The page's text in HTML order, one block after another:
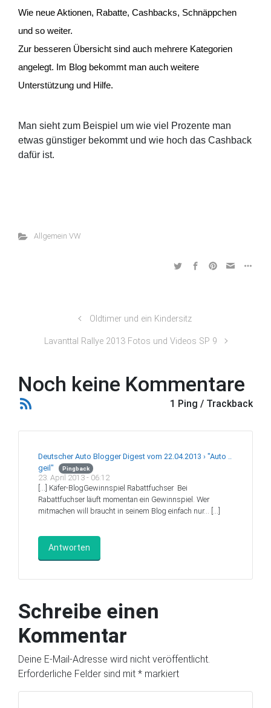
Wie neue Aktionen, Rabatte, Cashbacks, Schnäppchen
und so weiter.
Zur besseren Übersicht sind auch mehrere Kategorien
angelegt. Im Blog bekommt man auch weitere
Unterstützung und Hilfe.
Man sieht zum Beispiel um wie viel Prozente man
etwas günstiger bekommt und wie hoch das Cashback
dafür ist.
Allgemein VW
Oldtimer und ein Kindersitz
Lavanttal Rallye 2013 Fotos und Videos SP 9
Noch keine Kommentare
1 Ping / Trackback
Deutscher Auto Blogger Digest vom 22.04.2013 › "Auto ..
geil"
Pingback
23. April 2013 - 06:12
[…] Käfer-BlogGewinnspiel Rabattfuchser Bei
Rabattfuchser läuft momentan ein Gewinnspiel. Wer
mitmachen will braucht in seinem Blog einfach nur… […]
Antworten
Schreibe einen
Kommentar
Deine E-Mail-Adresse wird nicht veröffentlicht.
Erforderliche Felder sind mit * markiert